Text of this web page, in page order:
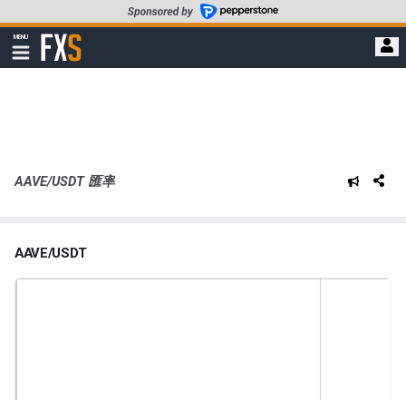
至
要
MENU
顯
示
FXStreet
AAVE/USDT 匯率
AAVE/USDT